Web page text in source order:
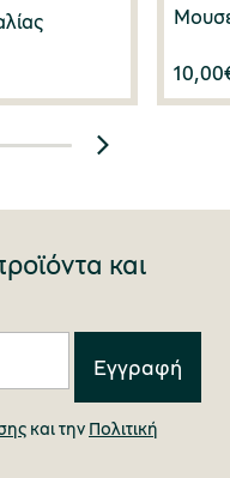
10,00
και
και την Πολιτική